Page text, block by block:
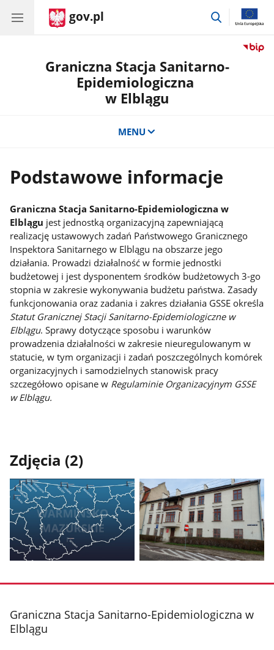
gov.pl
przejdź
Graniczna Stacja Sanitarno-
Epidemiologiczna
w Elblągu
MENU
Podstawowe informacje
Graniczna Stacja Sanitarno-Epidemiologiczna w
Elblągu jest jednostką organizacyjną zapewniającą
realizację ustawowych zadań Państwowego Granicznego
Inspektora Sanitarnego w Elblągu na obszarze jego
działania. Prowadzi działalność w formie jednostki
budżetowej i jest dysponentem środków budżetowych 3-go
stopnia w zakresie wykonywania budżetu państwa. Zasady
funkcjonowania oraz zadania i zakres działania GSSE określa
Statut Granicznej Stacji Sanitarno-Epidemiologiczne w
Elblągu. Sprawy dotyczące sposobu i warunków
prowadzenia działalności w zakresie nieuregulowanym w
statucie, w tym organizacji i zadań poszczególnych komórek
organizacyjnych i samodzielnych stanowisk pracy
szczegółowo opisane w Regulaminie Organizacyjnym GSSE
w Elblągu.
Zdjęcia (2)
zdjęcie
galerii.
zdjęcie
galerii.
stopka
Graniczna Stacja Sanitarno-Epidemiologiczna w
Elblągu